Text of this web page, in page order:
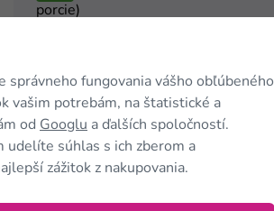
-40 % 11,99 €
19,99 €
Na sklade
správneho fungovania vášho obľúbeného
vašim potrebám, na štatistické a
od Googlu a ďalších spoločností.
udelíte súhlas s ich zberom a
zážitok z nakupovania.